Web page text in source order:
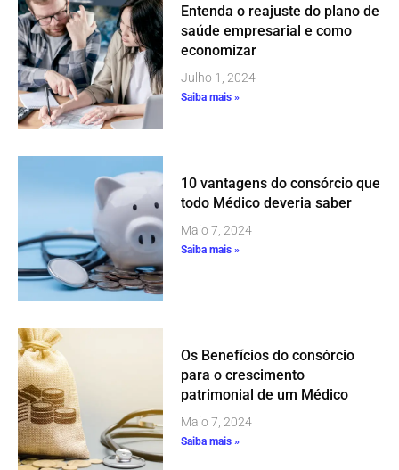
Entenda o reajuste do plano de
saúde empresarial e como
economizar
Julho 1, 2024
Saiba mais »
10 vantagens do consórcio que
todo Médico deveria saber
Maio 7, 2024
Saiba mais »
Os Benefícios do consórcio
para o crescimento
patrimonial de um Médico
Maio 7, 2024
Saiba mais »